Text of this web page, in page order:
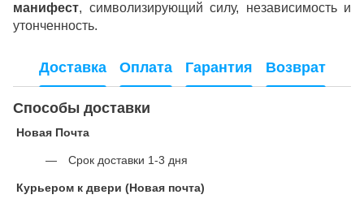
манифест, символизирующий силу, независимость и
утонченность.
Доставка Оплата Гарантия Возврат
Способы доставки
Новая Почта
Срок доставки 1-3 дня
Курьером к двери (Новая почта)